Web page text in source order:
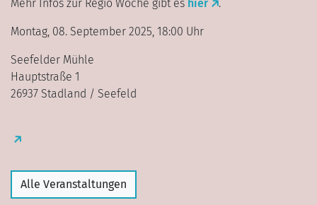
Mehr Infos zur Regio Woche gibt es hier .
Montag, 08. September 2025, 18:00 Uhr
Seefelder Mühle
Hauptstraße 1
26937 Stadland / Seefeld
Alle Veranstaltungen